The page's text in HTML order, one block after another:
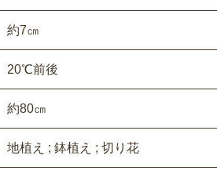
約7㎝
20℃前後
約80㎝
地植え ; 鉢植え ; 切り花